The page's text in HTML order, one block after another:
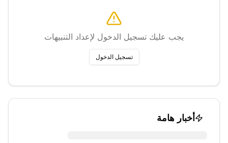
يجب عليك تسجيل الدخول لإعداد التنبيهات
تسجيل الدخول
أخبار هامة